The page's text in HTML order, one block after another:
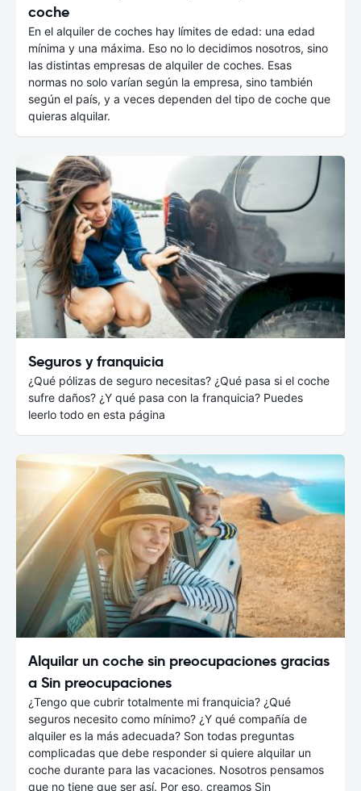
coche
En el alquiler de coches hay límites de edad: una edad
mínima y una máxima. Eso no lo decidimos nosotros, sino
las distintas empresas de alquiler de coches. Esas
normas no solo varían según la empresa, sino también
según el país, y a veces dependen del tipo de coche que
quieras alquilar.
Seguros y franquicia
¿Qué pólizas de seguro necesitas? ¿Qué pasa si el coche
sufre daños? ¿Y qué pasa con la franquicia? Puedes
leerlo todo en esta página
Alquilar un coche sin preocupaciones gracias
a Sin preocupaciones
¿Tengo que cubrir totalmente mi franquicia? ¿Qué
seguros necesito como mínimo? ¿Y qué compañía de
alquiler es la más adecuada? Son todas preguntas
complicadas que debe responder si quiere alquilar un
coche durante para las vacaciones. Nosotros pensamos
que no tiene que ser así. Por eso, creamos Sin